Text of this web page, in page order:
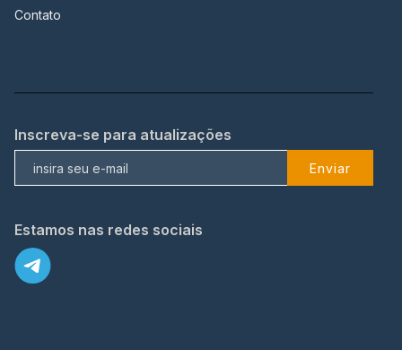
Contato
Inscreva-se para atualizações
Enviar
Estamos nas redes sociais